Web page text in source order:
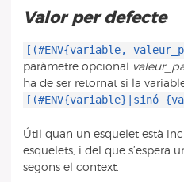
Valor per defecte
[(#ENV{variable,
paràmetre opcional
ha de ser retornat si la
[(#ENV{variable}|sinó
Útil quan un esquelet està
esquelets, i del que s’espera
segons el context.